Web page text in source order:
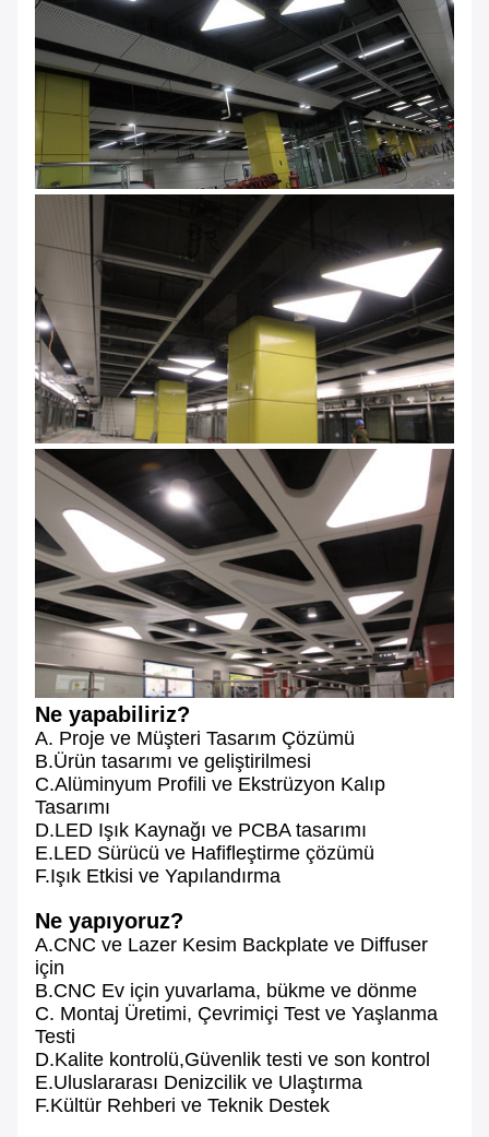
Ne yapabiliriz?
A. Proje ve Müşteri Tasarım Çözümü
B.Ürün tasarımı ve geliştirilmesi
C.Alüminyum Profili ve Ekstrüzyon Kalıp
Tasarımı
D.LED Işık Kaynağı ve PCBA tasarımı
E.LED Sürücü ve Hafifleştirme çözümü
F.Işık Etkisi ve Yapılandırma
Ne yapıyoruz?
A.CNC ve Lazer Kesim Backplate ve Diffuser
için
B.CNC Ev için yuvarlama, bükme ve dönme
C. Montaj Üretimi, Çevrimiçi Test ve Yaşlanma
Testi
D.Kalite kontrolü,Güvenlik testi ve son kontrol
E.Uluslararası Denizcilik ve Ulaştırma
F.Kültür Rehberi ve Teknik Destek